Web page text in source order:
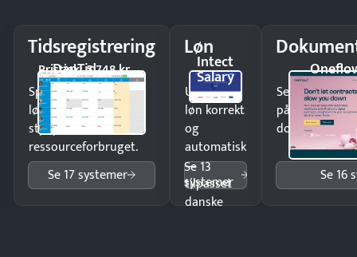
Tidsregistrering
DanTid
Pristjek: 5.748 kr
Spar tid på
lønberegning og få
styr på
ressourceforbruget.
Se 17 systemer
Løn
Intect
Salary
Udbetal
løn korrekt
og
automatisk
—
tilpasset
danske
Se 13
systemer
Send
på minutter
dokumenter.
Se 16